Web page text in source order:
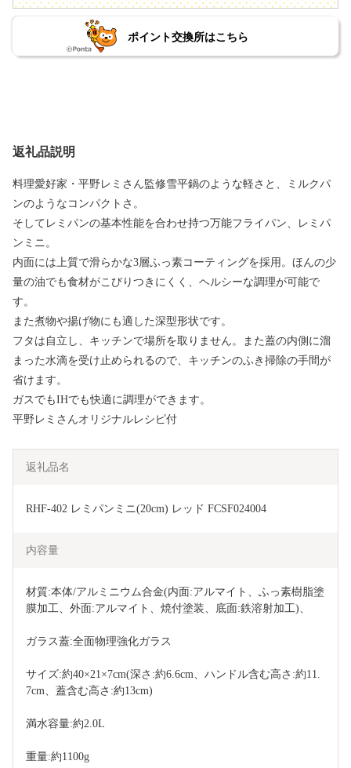
ポイント交換所はこちら
返礼品説明
料理愛好家・平野レミさん監修雪平鍋のような軽さと、ミルクパ
ンのようなコンパクトさ。
そしてレミパンの基本性能を合わせ持つ万能フライパン、レミパ
ンミニ。
内面には上質で滑らかな3層ふっ素コーティングを採用。ほんの少
量の油でも食材がこびりつきにくく、ヘルシーな調理が可能で
す。
また煮物や揚げ物にも適した深型形状です。
フタは自立し、キッチンで場所を取りません。また蓋の内側に溜
まった水滴を受け止められるので、キッチンのふき掃除の手間が
省けます。
ガスでもIHでも快適に調理ができます。
平野レミさんオリジナルレシピ付
返礼品名
RHF-402 レミパンミニ(20cm) レッド FCSF024004
内容量
材質:本体/アルミニウム合金(内面:アルマイト、ふっ素樹脂塗
膜加工、外面:アルマイト、焼付塗装、底面:鉄溶射加工)、
ガラス蓋:全面物理強化ガラス
サイズ:約40×21×7cm(深さ:約6.6cm、ハンドル含む高さ:約11.
7cm、蓋含む高さ:約13cm)
満水容量:約2.0L
重量:約1100g